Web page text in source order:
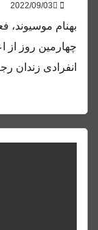
بهنام
چهارمین روز از
انفرادی زندان